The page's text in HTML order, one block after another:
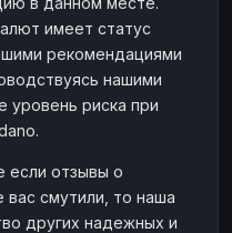
имеет статус
рекомендациями
нашими
уровень риска при
если отзывы о
вас смутили, то наша
других надежных и